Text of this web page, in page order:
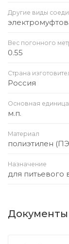
Другие виды
Вес погонного
0.55
Страна
Россия
Основная
м.п.
Материал
полиэтилен
Назначение
для
Документы